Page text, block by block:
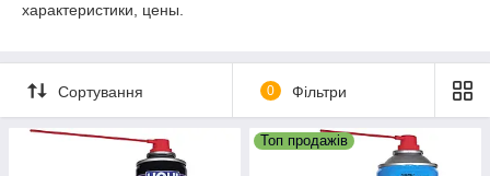
характеристики, цены.
Сортування 0 Фільтри
Топ продажів